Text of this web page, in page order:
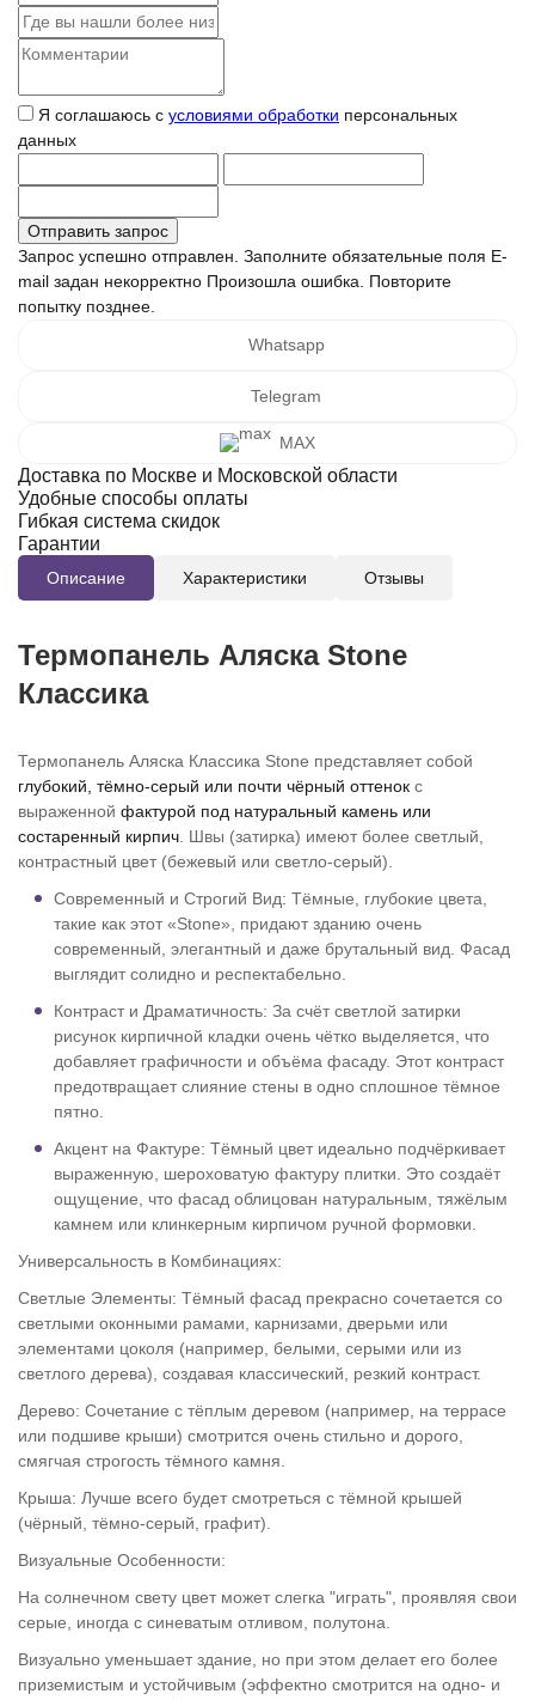
Я соглашаюсь с условиями обработки персональных
данных
Запрос успешно отправлен. Заполните обязательные поля E-
mail задан некорректно Произошла ошибка. Повторите
попытку позднее.
Whatsapp
Telegram
MAX
Доставка по Москве и Московской области
Удобные способы оплаты
Гибкая система скидок
Гарантии
Описание Характеристики Отзывы
Термопанель Аляска Stone
Классика
Термопанель Аляска Классика Stone представляет собой
глубокий, тёмно-серый или почти чёрный оттенок с
выраженной фактурой под натуральный камень или
состаренный кирпич . Швы (затирка) имеют более светлый,
контрастный цвет (бежевый или светло-серый).
Современный и Строгий Вид: Тёмные, глубокие цвета,
такие как этот «Stone», придают зданию очень
современный, элегантный и даже брутальный вид. Фасад
выглядит солидно и респектабельно.
Контраст и Драматичность: За счёт светлой затирки
рисунок кирпичной кладки очень чётко выделяется, что
добавляет графичности и объёма фасаду. Этот контраст
предотвращает слияние стены в одно сплошное тёмное
пятно.
Акцент на Фактуре: Тёмный цвет идеально подчёркивает
выраженную, шероховатую фактуру плитки. Это создаёт
ощущение, что фасад облицован натуральным, тяжёлым
камнем или клинкерным кирпичом ручной формовки.
Универсальность в Комбинациях:
Светлые Элементы: Тёмный фасад прекрасно сочетается со
светлыми оконными рамами, карнизами, дверьми или
элементами цоколя (например, белыми, серыми или из
светлого дерева), создавая классический, резкий контраст.
Дерево: Сочетание с тёплым деревом (например, на террасе
или подшиве крыши) смотрится очень стильно и дорого,
смягчая строгость тёмного камня.
Крыша: Лучше всего будет смотреться с тёмной крышей
(чёрный, тёмно-серый, графит).
Визуальные Особенности:
На солнечном свету цвет может слегка "играть", проявляя свои
серые, иногда с синеватым отливом, полутона.
Визуально уменьшает здание, но при этом делает его более
приземистым и устойчивым (эффектно смотрится на одно- и